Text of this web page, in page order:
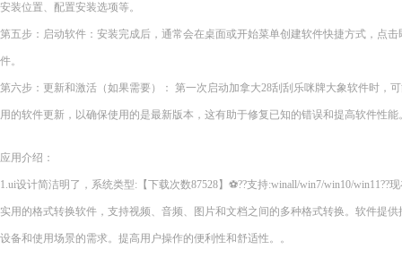
安装位置、配置安装选项等。
第五步：启动软件：安装完成后，通常会在桌面或开始菜单创建软件快捷方式，点
件。
第六步：更新和激活（如果需要）： 第一次启动加拿大28刮刮乐咪牌大象软件时，
用的软件更新，以确保使用的是最新版本，这有助于修复已知的错误和提高软件性能
应用介绍：
1.ui设计简洁明了，系统类型:【下载次数87528】⚽??支持:winall/win7/win10/win11??
实用的格式转换软件，支持视频、音频、图片和文档之间的多种格式转换。软件提
设备和使用场景的需求。提高用户操作的便利性和舒适性。。